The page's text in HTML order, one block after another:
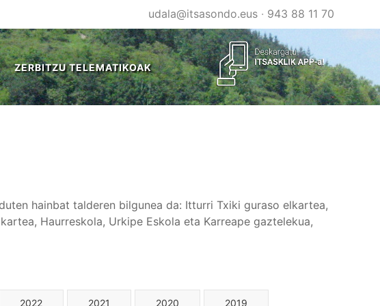
udala@itsasondo.eus· 943 88 11 70
ZERBITZU TELEMATIKOAK
hainbat talderen bilgunea da: Itturri Txiki guraso elkartea,
Haurreskola, Urkipe Eskola eta Karreape gaztelekua,
2022 2021 2020 2019